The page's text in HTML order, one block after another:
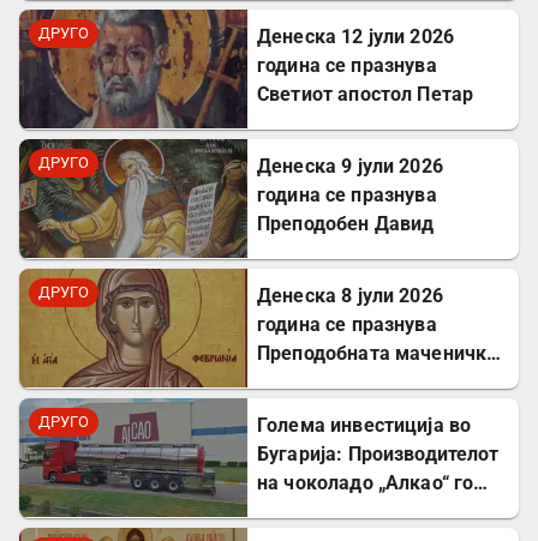
ДРУГО
Денеска 12 јули 2026
година се празнува
Светиот апостол Петар
ДРУГО
Денеска 9 јули 2026
година се празнува
Преподобен Давид
ДРУГО
Денеска 8 јули 2026
година се празнува
Преподобната маченичка
ДРУГО
Голема инвестиција во
Бугарија: Производителот
на чоколадо „Алкао“ го